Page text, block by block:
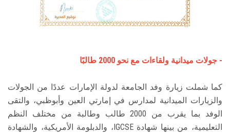
- جولات ميدانية ولقاءات مع نحو 2000 طالبًا
كما شملت زيارة وفد الجامعة لدولة الإمارات عددًا من الجولات
والزيارات الميدانية لمدارس في إمارتي العين وأبوظبي، والتقى
الوفد بما يقرب من 2000 طالب وطالبة من مختلف النظم
التعليمية، من بينها شهادة IGCSE، والدبلومة الأمريكية، والشهادة